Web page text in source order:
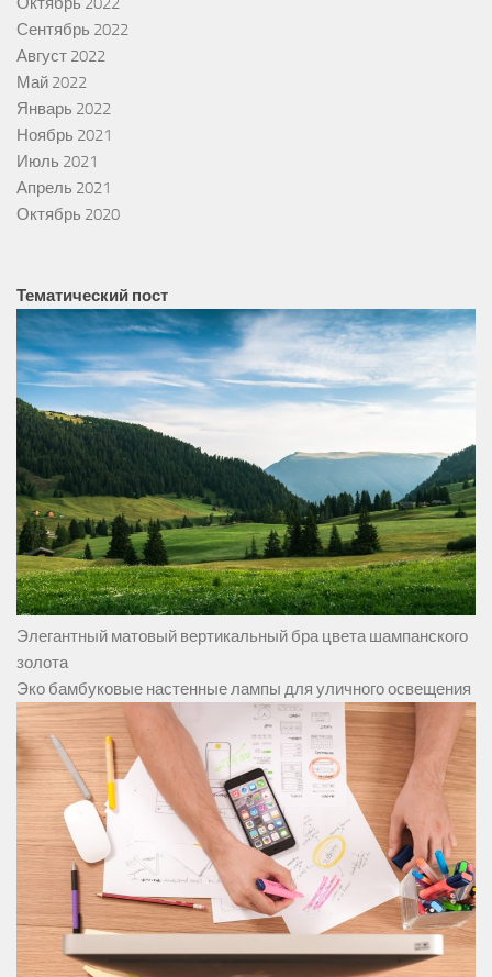
Сентябрь 2022
Август 2022
Май 2022
Январь 2022
Ноябрь 2021
Июль 2021
Апрель 2021
Октябрь 2020
Тематический пост
Элегантный матовый вертикальный бра цвета шампанского
золота
Эко бамбуковые настенные лампы для уличного освещения